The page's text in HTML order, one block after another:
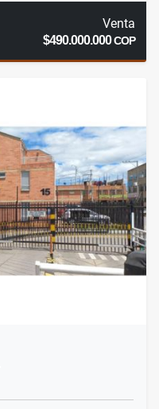
Venta
$490.000.000COP